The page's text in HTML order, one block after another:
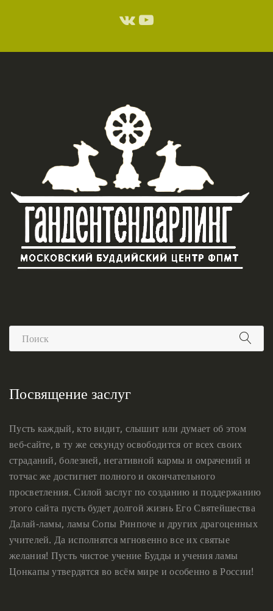
Посвящение заслуг
Пусть каждый, кто видит, слышит или думает об этом
веб-сайте, в ту же секунду освободится от всех своих
страданий, болезней, негативной кармы и омрачений и
тотчас же достигнет полного и окончательного
просветления. Силой заслуг по созданию и поддержанию
этого сайта пусть будет долгой жизнь Его Святейшества
Далай-ламы, ламы Сопы Ринпоче и других драгоценных
учителей. Да исполнятся мгновенно все их святые
желания! Пусть чистое учение Будды и учения ламы
Цонкапы утвердятся во всём мире и особенно в России!